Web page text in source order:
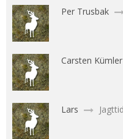
Per Trusbak
Carsten Kümler
Lars